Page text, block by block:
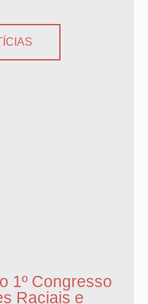
1º Congresso
Raciais e